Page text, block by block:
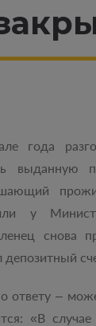
года
выданную
у
снова
депозитный
ответу –
«В